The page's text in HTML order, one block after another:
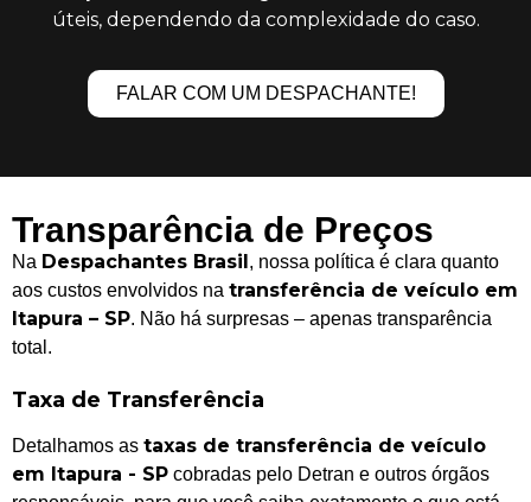
úteis, dependendo da complexidade do caso.
FALAR COM UM DESPACHANTE!
Transparência de Preços
Na Despachantes Brasil, nossa política é clara quanto
aos custos envolvidos na transferência de veículo em
Itapura – SP. Não há surpresas – apenas transparência
total.
Taxa de Transferência
Detalhamos as taxas de transferência de veículo
em Itapura - SP cobradas pelo Detran e outros órgãos